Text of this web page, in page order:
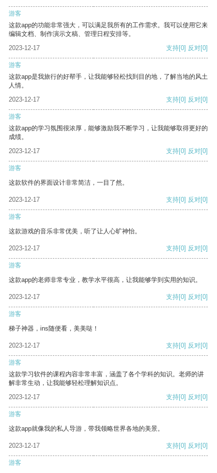
游客
这款app的功能非常强大，可以满足我所有的工作需求。我可以使用它来
编辑文档、制作演示文稿、管理日程安排等。
2023-12-17
支持[0] 反对[0]
游客
这款app是我旅行的好帮手，让我能够轻松找到目的地，了解当地的风土
人情。
2023-12-17
支持[0] 反对[0]
游客
这款app的学习氛围很浓厚，能够激励我不断学习，让我能够取得更好的
成绩。
2023-12-17
支持[0] 反对[0]
游客
这款软件的界面设计非常简洁，一目了然。
2023-12-17 支持[0] 反对[0]
游客
这款游戏的音乐非常优美，听了让人心旷神怡。
2023-12-17 支持[0] 反对[0]
游客
这款app的老师非常专业，教学水平很高，让我能够学到实用的知识。
2023-12-17 支持[0] 反对[0]
游客
梯子神器，ins随便看，美美哒！
2023-12-17 支持[0] 反对[0]
游客
这款学习软件的课程内容非常丰富，涵盖了各个学科的知识。老师的讲
解非常生动，让我能够轻松理解知识点。
2023-12-17
支持[0] 反对[0]
游客
这款app就像我的私人导游，带我领略世界各地的美景。
2023-12-17 支持[0] 反对[0]
游客